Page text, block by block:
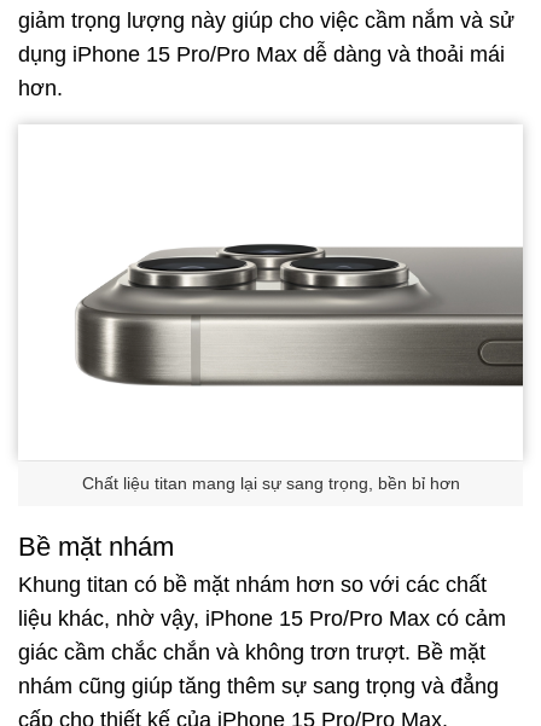
giảm trọng lượng này giúp cho việc cầm nắm và sử
dụng iPhone 15 Pro/Pro Max dễ dàng và thoải mái
hơn.
Chất liệu titan mang lại sự sang trọng, bền bỉ hơn
Bề mặt nhám
Khung titan có bề mặt nhám hơn so với các chất
liệu khác, nhờ vậy, iPhone 15 Pro/Pro Max có cảm
giác cầm chắc chắn và không trơn trượt. Bề mặt
nhám cũng giúp tăng thêm sự sang trọng và đẳng
cấp cho thiết kế của iPhone 15 Pro/Pro Max.